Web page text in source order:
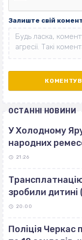
Залиште свій
ОСТАННІ НОВИНИ
У Холодному
народних
21:26
зробили
20:00
Поліція Черкас